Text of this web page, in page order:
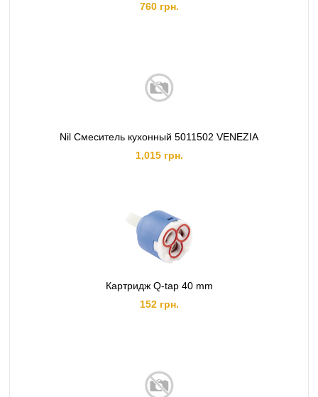
760 грн.
Nil Смеситель кухонный 5011502 VENEZIA
1,015 грн.
Картридж Q-tap 40 mm
152 грн.